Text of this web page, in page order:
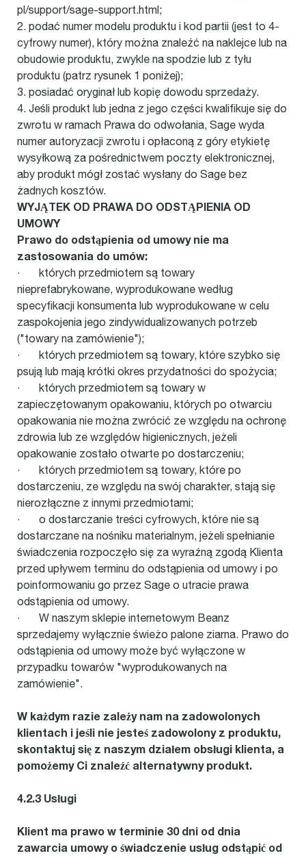
pl/support/sage-support.html;
2. podać numer modelu produktu i kod partii (jest to 4-
cyfrowy numer), który można znaleźć na naklejce lub na
obudowie produktu, zwykle na spodzie lub z tyłu
produktu (patrz rysunek 1 poniżej);
3. posiadać oryginał lub kopię dowodu sprzedaży.
4. Jeśli produkt lub jedna z jego części kwalifikuje się do
zwrotu w ramach Prawa do odwołania, Sage wyda
numer autoryzacji zwrotu i opłaconą z góry etykietę
wysyłkową za pośrednictwem poczty elektronicznej,
aby produkt mógł zostać wysłany do Sage bez
żadnych kosztów.
WYJĄTEK OD PRAWA DO ODSTĄPIENIA OD
UMOWY
Prawo do odstąpienia od umowy nie ma
zastosowania do umów:
· których przedmiotem są towary
nieprefabrykowane, wyprodukowane według
specyfikacji konsumenta lub wyprodukowane w celu
zaspokojenia jego zindywidualizowanych potrzeb
("towary na zamówienie");
· których przedmiotem są towary, które szybko się
psują lub mają krótki okres przydatności do spożycia;
· których przedmiotem są towary w
zapieczętowanym opakowaniu, których po otwarciu
opakowania nie można zwrócić ze względu na ochronę
zdrowia lub ze względów higienicznych, jeżeli
opakowanie zostało otwarte po dostarczeniu;
· których przedmiotem są towary, które po
dostarczeniu, ze względu na swój charakter, stają się
nierozłączne z innymi przedmiotami;
· o dostarczanie treści cyfrowych, które nie są
dostarczane na nośniku materialnym, jeżeli spełnianie
świadczenia rozpoczęło się za wyraźną zgodą Klienta
przed upływem terminu do odstąpienia od umowy i po
poinformowaniu go przez Sage o utracie prawa
odstąpienia od umowy.
· W naszym sklepie internetowym Beanz
sprzedajemy wyłącznie świeżo palone ziarna. Prawo do
odstąpienia od umowy może być wyłączone w
przypadku towarów "wyprodukowanych na
zamówienie".
W każdym razie zależy nam na zadowolonych
klientach i jeśli nie jesteś zadowolony z produktu,
skontaktuj się z naszym działem obsługi klienta, a
pomożemy Ci znaleźć alternatywny produkt.
4.2.3 Usługi
Klient ma prawo w terminie 30 dni od dnia
zawarcia umowy o świadczenie usług odstąpić od